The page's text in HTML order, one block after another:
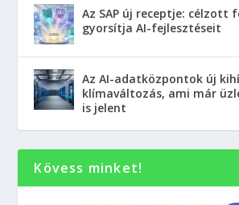
Az SAP új receptje: célzott
gyorsítja AI-fejlesztéseit
Az AI-adatközpontok új
klímaváltozás, ami már
is jelent
Kövess minket!